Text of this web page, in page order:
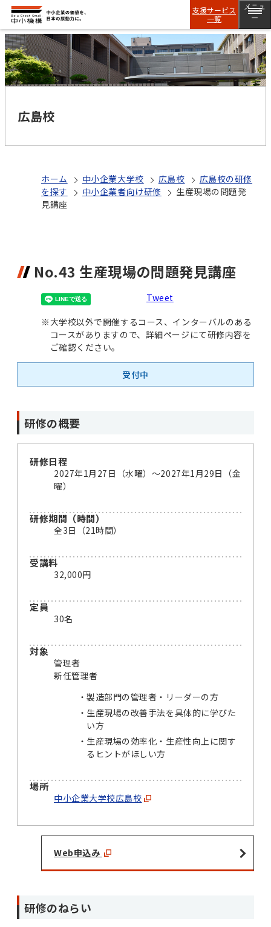
支援サービス
一覧
メニュ
ー
広島校
ホーム 中小企業大学校 広島校
広島校の研修
を探す
中小企業者向け研修
生産現場の問題発
見講座
No.43 生産現場の問題発見講座
Tweet
※大学校以外で開催するコース、インターバルのある
コースがありますので、詳細ページにて研修内容を
ご確認ください。
受付中
研修の概要
研修日程
2027年1月27日（水曜）〜2027年1月29日（金
曜）
研修期間（時間）
全3日（21時間）
受講料
32,000円
定員
30名
対象
管理者
新任管理者
製造部門の管理者・リーダーの方
生産現場の改善手法を具体的に学びた
い方
生産現場の効率化・生産性向上に関す
るヒントがほしい方
場所
中小企業大学校広島校
Web申込み
研修のねらい